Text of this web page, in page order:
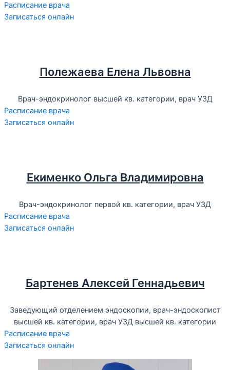
Расписание врача
Записаться онлайн
Полежаева Елена Львовна
Врач-эндокринолог высшей кв. категории, врач УЗД
Расписание врача
Записаться онлайн
Екименко Ольга Владимировна
Врач-эндокринолог первой кв. категории, врач УЗД
Расписание врача
Записаться онлайн
Бартенев Алексей Геннадьевич
Заведующий отделением эндоскопии, врач-эндоскопист
высшей кв. категории, врач УЗД высшей кв. категории
Расписание врача
Записаться онлайн